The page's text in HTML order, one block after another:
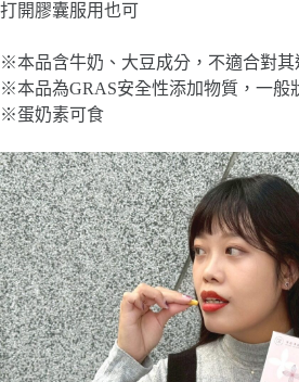
打開膠囊服用也可
※本品含牛奶、大豆成分，不適合對其
※本品為GRAS安全性添加物質，一般
※蛋奶素可食